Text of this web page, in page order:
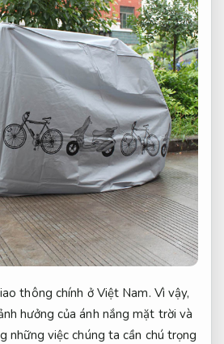
thông chính ở Việt Nam. Vì vậy,
hưởng của ánh nắng mặt trời và
những việc chúng ta cần chú trọng